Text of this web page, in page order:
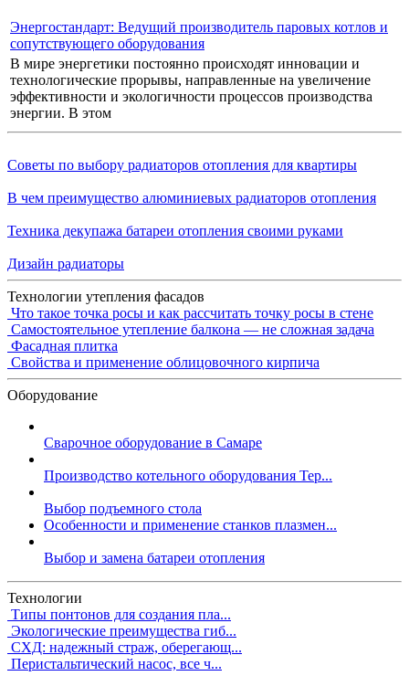
Энергостандарт: Ведущий производитель паровых котлов и
сопутствующего оборудования
В мире энергетики постоянно происходят инновации и
технологические прорывы, направленные на увеличение
эффективности и экологичности процессов производства
энергии. В этом
Советы по выбору радиаторов отопления для квартиры
В чем преимущество алюминиевых радиаторов отопления
Техника декупажа батареи отопления своими руками
Дизайн радиаторы
Технологии утепления фасадов
Что такое точка росы и как рассчитать точку росы в стене
Самостоятельное утепление балкона — не сложная задача
Фасадная плитка
Свойства и применение облицовочного кирпича
Оборудование
Сварочное оборудование в Самаре
Производство котельного оборудования Тер...
Выбор подъемного стола
Особенности и применение станков плазмен...
Выбор и замена батареи отопления
Технологии
Типы понтонов для создания пла...
Экологические преимущества гиб...
СХД: надежный страж, оберегающ...
Перистальтический насос, все ч...